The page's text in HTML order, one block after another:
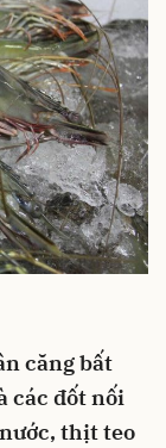
căng bất
các đốt nối
thịt teo